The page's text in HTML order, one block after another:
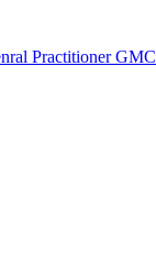
Practitioner GMC